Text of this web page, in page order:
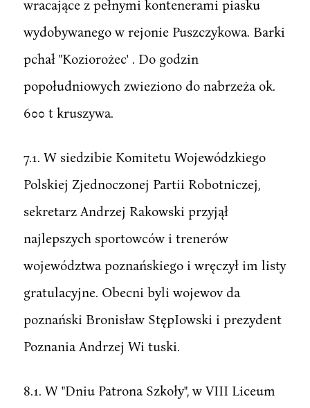
wracające z pełnymi kontenerami piasku
wydobywanego w rejonie Puszczykowa. Barki
pchał "Koziorożec' . Do godzin
popołudniowych zwieziono do nabrzeża ok.
600 t kruszywa.
7.1. W siedzibie Komitetu Wojewódzkiego
Polskiej Zjednoczonej Partii Robotniczej,
sekretarz Andrzej Rakowski przyjął
najlepszych sportowców i trenerów
województwa poznańskiego i wręczył im listy
gratulacyjne. Obecni byli wojewov da
poznański Bronisław StępIowski i prezydent
Poznania Andrzej Wi tuski.
8.1. W "Dniu Patrona Szkoły", w VIII Liceum